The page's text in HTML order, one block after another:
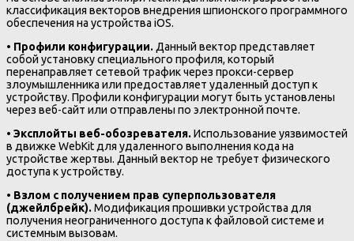
классификация векторов внедрения шпионского программного
обеспечения на устройства iOS.
• Профили конфигурации. Данный вектор представляет
собой установку специального профиля, который
перенаправляет сетевой трафик через прокси-сервер
злоумышленника или предоставляет удаленный доступ к
устройству. Профили конфигурации могут быть установлены
через веб-сайт или отправлены по электронной почте.
• Эксплойты веб-обозревателя.Использование уязвимостей
в движке WebKit для удаленного выполнения кода на
устройстве жертвы. Данный вектор не требует физического
доступа к устройству.
• Взлом с получением прав суперпользователя
(джейлбрейк).Модификация прошивки устройства для
получения неограниченного доступа к файловой системе и
системным вызовам.